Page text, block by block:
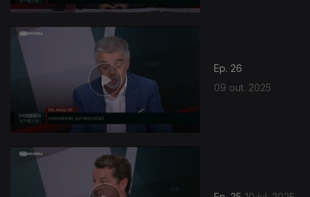
Ep. 26
09 out. 2025
863430